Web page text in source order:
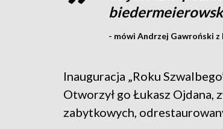
- mówi Andrzej Gawroński z
Inauguracja „Roku
Otworzył go Łukasz Ojdana,
zabytkowych,